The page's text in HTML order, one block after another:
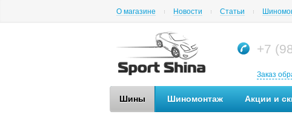
О магазине Новости Статьи
+7
Заказ
Шины Шиномонтаж Акции и